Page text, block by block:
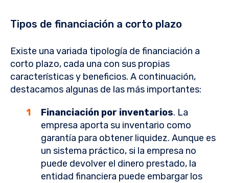
Tipos de financiación a corto plazo
Existe una variada tipología de financiación a
corto plazo, cada una con sus propias
características y beneficios. A continuación,
destacamos algunas de las más importantes:
Financiación por inventarios. La
empresa aporta su inventario como
garantía para obtener liquidez. Aunque es
un sistema práctico, si la empresa no
puede devolver el dinero prestado, la
entidad financiera puede embargar los